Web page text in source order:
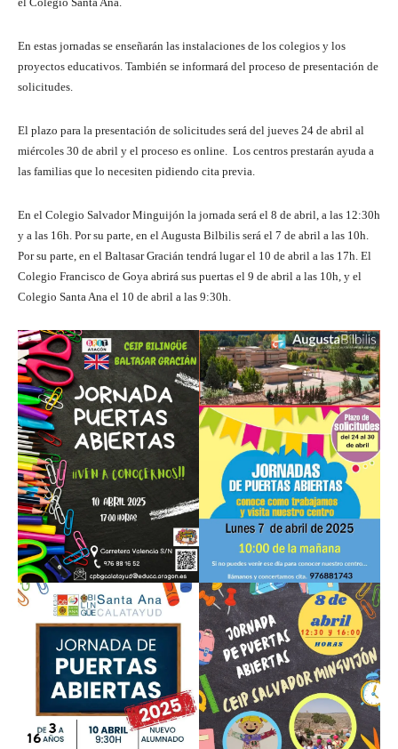
En estas jornadas se enseñarán las instalaciones de los colegios y los
proyectos educativos. También se informará del proceso de presentación de
solicitudes.
El plazo para la presentación de solicitudes será del jueves 24 de abril al
miércoles 30 de abril y el proceso es online. Los centros prestarán ayuda a
las familias que lo necesiten pidiendo cita previa.
En el Colegio Salvador Minguijón la jornada será el 8 de abril, a las 12:30h
y a las 16h. Por su parte, en el Augusta Bilbilis será el 7 de abril a las 10h.
Por su parte, en el Baltasar Gracián tendrá lugar el 10 de abril a las 17h. El
Colegio Francisco de Goya abrirá sus puertas el 9 de abril a las 10h, y el
Colegio Santa Ana el 10 de abril a las 9:30h.